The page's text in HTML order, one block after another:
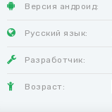
Версия андроид:
Русский язык:
Разработчик:
Возраст: